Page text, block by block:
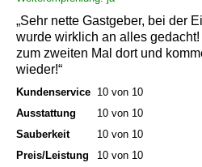
„Sehr nette Gastgeber, bei der
wurde wirklich an alles
zum zweiten Mal dort und
wieder!“
Kundenservice 10 von 10
Ausstattung
10 von 10
Sauberkeit
10 von 10
Preis/Leistung
10 von 10